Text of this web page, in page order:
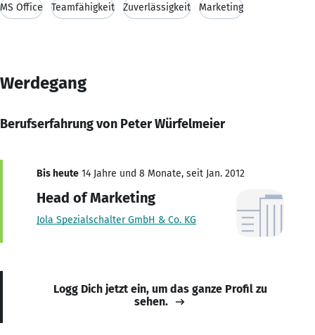
MS Office Teamfähigkeit Zuverlässigkeit Marketing
Werdegang
Berufserfahrung von Peter Würfelmeier
Bis heute 14 Jahre und 8 Monate, seit Jan. 2012
Head of Marketing
Jola Spezialschalter GmbH & Co. KG
Logg Dich jetzt ein, um das ganze Profil zu
sehen.